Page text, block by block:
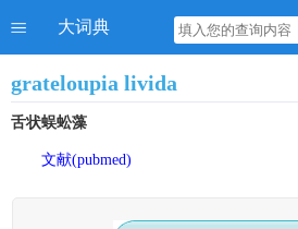
大词典
grateloupia livida
舌状蜈蚣藻
文献(pubmed)